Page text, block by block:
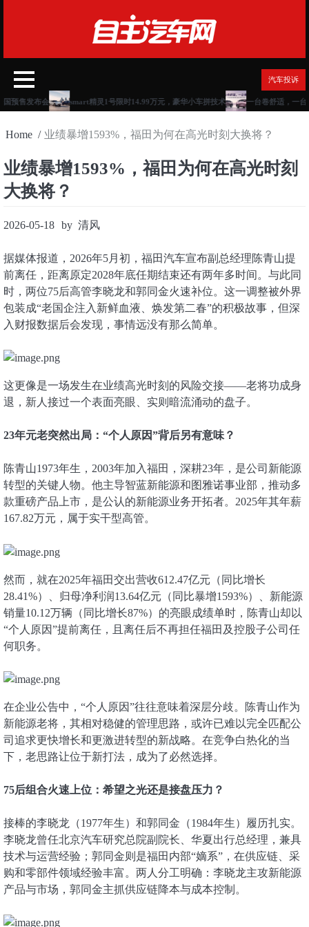
汽车投诉
预售发布会 smart精灵1号限时14.99万元，豪华小车拼技术 一台卷舒适，一台
Home 业绩暴增1593%，福田为何在高光时刻大换将？
业绩暴增1593%，福田为何在高光时刻
大换将？
2026-05-18 by 清风
据媒体报道，2026年5月初，福田汽车宣布副总经理陈青山提
前离任，距离原定2028年底任期结束还有两年多时间。与此同
时，两位75后高管李晓龙和郭同金火速补位。这一调整被外界
包装成“老国企注入新鲜血液、焕发第二春”的积极故事，但深
入财报数据后会发现，事情远没有那么简单。
这更像是一场发生在业绩高光时刻的风险交接——老将功成身
退，新人接过一个表面亮眼、实则暗流涌动的盘子。
23年元老突然出局：“个人原因”背后另有意味？
陈青山1973年生，2003年加入福田，深耕23年，是公司新能源
转型的关键人物。他主导智蓝新能源和图雅诺事业部，推动多
款重磅产品上市，是公认的新能源业务开拓者。2025年其年薪
167.82万元，属于实干型高管。
然而，就在2025年福田交出营收612.47亿元（同比增长
28.41%）、归母净利润13.64亿元（同比暴增1593%）、新能源
销量10.12万辆（同比增长87%）的亮眼成绩单时，陈青山却以
“个人原因”提前离任，且离任后不再担任福田及控股子公司任
何职务。
在企业公告中，“个人原因”往往意味着深层分歧。陈青山作为
新能源老将，其相对稳健的管理思路，或许已难以完全匹配公
司追求更快增长和更激进转型的新战略。在竞争白热化的当
下，老思路让位于新打法，成为了必然选择。
75后组合火速上位：希望之光还是接盘压力？
接棒的李晓龙（1977年生）和郭同金（1984年生）履历扎实。
李晓龙曾任北京汽车研究总院副院长、华夏出行总经理，兼具
技术与运营经验；郭同金则是福田内部“嫡系”，在供应链、采
购和零部件领域经验丰富。两人分工明确：李晓龙主攻新能源
产品与市场，郭同金主抓供应链降本与成本控制。